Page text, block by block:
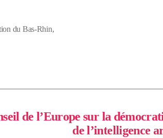
du Bas-Rhin,
de l’Europe sur la
de l’intelligence